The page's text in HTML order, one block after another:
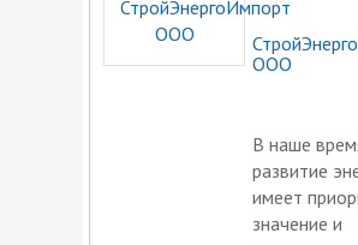
ООО
В наше
развитие
имеет
значение и